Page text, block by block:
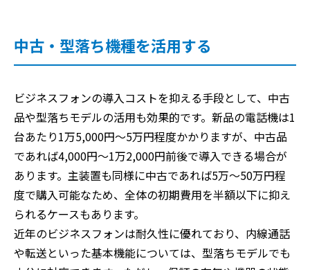
中古・型落ち機種を活用する
ビジネスフォンの導入コストを抑える手段として、中古
品や型落ちモデルの活用も効果的です。新品の電話機は1
台あたり1万5,000円〜5万円程度かかりますが、中古品
であれば4,000円〜1万2,000円前後で導入できる場合が
あります。主装置も同様に中古であれば5万〜50万円程
度で購入可能なため、全体の初期費用を半額以下に抑え
られるケースもあります。
近年のビジネスフォンは耐久性に優れており、内線通話
や転送といった基本機能については、型落ちモデルでも